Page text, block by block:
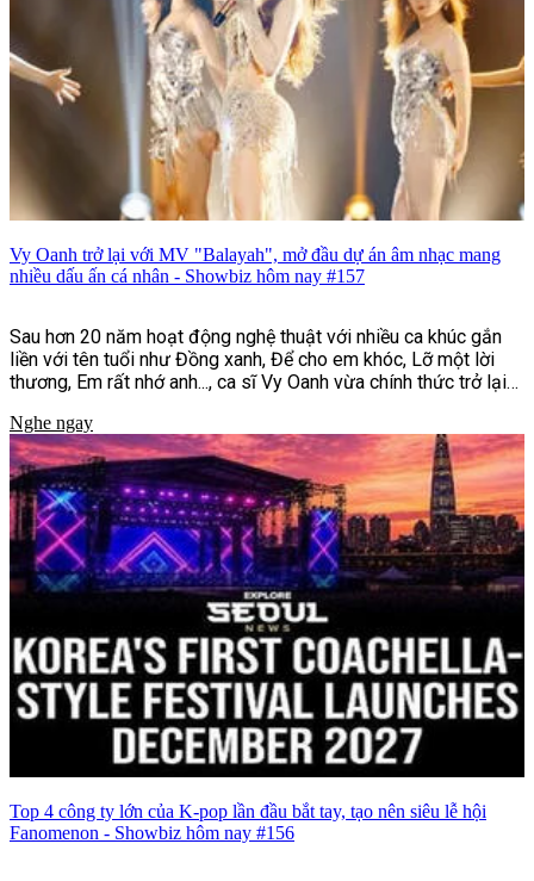
Vy Oanh trở lại với MV "Balayah", mở đầu dự án âm nhạc mang
nhiều dấu ấn cá nhân - Showbiz hôm nay #157
Sau hơn 20 năm hoạt động nghệ thuật với nhiều ca khúc gắn
liền với tên tuổi như Đồng xanh, Để cho em khóc, Lỡ một lời
thương, Em rất nhớ anh..., ca sĩ Vy Oanh vừa chính thức trở lại
"Hai Bản Thể | UNFOLDED", đồng thời đánh dấu bước chuyển
mình rõ nét về hình ảnh, phong cách âm nhạc và định hướng
sáng tạo của nữ ca sĩ sau nhiều năm gắn bó với dòng nhạc
ballad.
Nghe ngay
Top 4 công ty lớn của K-pop lần đầu bắt tay, tạo nên siêu lễ hội
Fanomenon - Showbiz hôm nay #156